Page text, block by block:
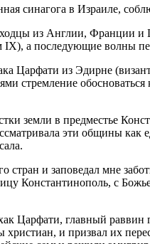
синагога в Израиле,
из Англии, Франции
а последующие волны
Царфати из Эдирне
стремление
земли в предместье
эти общины
и заповедал мне
Константинополь, с
Царфати, главный
и призвал их